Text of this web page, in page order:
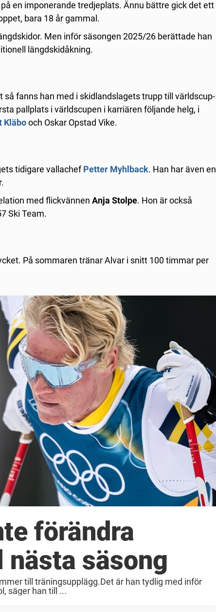
en imponerande tredjeplats. Ännu bättre gick det ett
bara 18 år gammal.
Men inför säsongen 2025/26 berättade han
längdskidåkning.
fanns han med i skidlandslagets trupp till världscup-
pallplats i världscupen i karriären följande helg, i
Kläbooch Oskar Opstad Vike.
tidigare vallachefPetter Myhlback. Han har även en
med flickvännen Anja Stolpe. Hon är också
Ski Team.
På sommaren tränar Alvar i snitt 100 timmar per
förändra
säsong
till träningsupplägg.Det är han tydlig med inför
säger han till ...